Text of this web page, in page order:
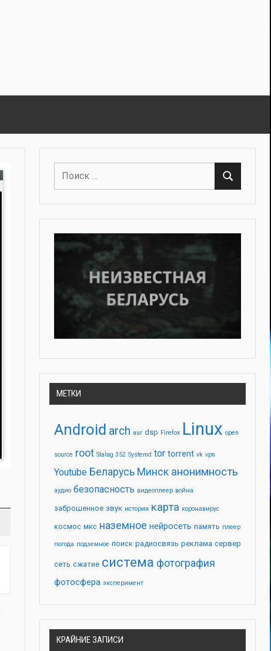
Поиск
Поиск
МЕТКИ
Android arch aur dsp Firefox Linux open
source root Stalag 352 Systemd tor torrent vk vpn
Youtube Беларусь Минск анонимность
аудио безопасность видеоплеер война
заброшенное звук история карта коронавирус
космос мкс наземное нейросеть память плеер
погода подземное поиск радиосвязь реклама сервер
сеть сжатие система фотография
фотосфера эксперимент
КРАЙНИЕ ЗАПИСИ